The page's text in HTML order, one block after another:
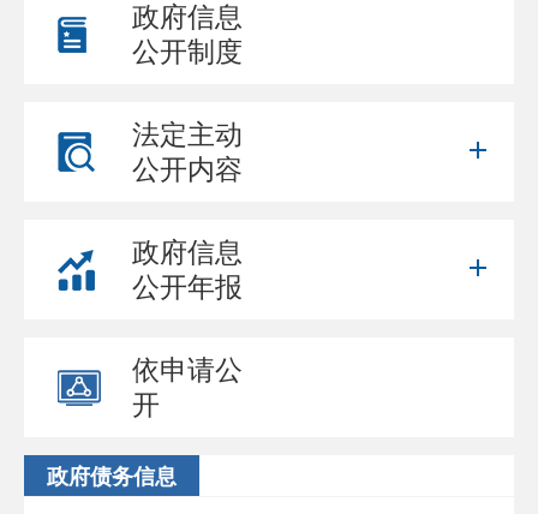
政府信息
公开制度
法定主动
公开内容
政府信息
公开年报
依申请公
开
政府债务信息